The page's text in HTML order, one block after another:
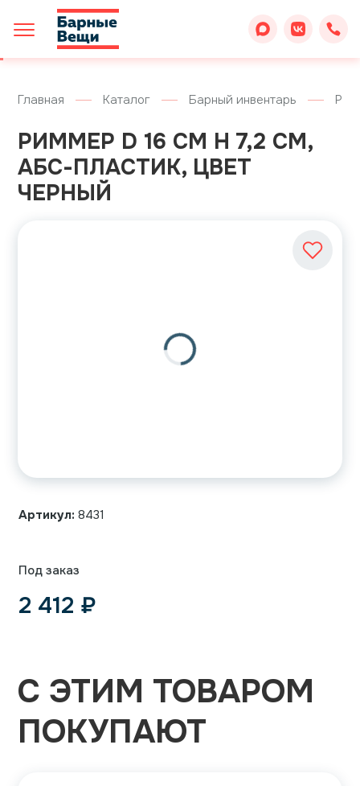
Главная Каталог Барный инвентарь
РИММЕР D 16 СМ H 7,2 СМ,
АБС-ПЛАСТИК, ЦВЕТ
ЧЕРНЫЙ
Артикул: 8431
Под заказ
2 412 ₽
С ЭТИМ ТОВАРОМ
ПОКУПАЮТ